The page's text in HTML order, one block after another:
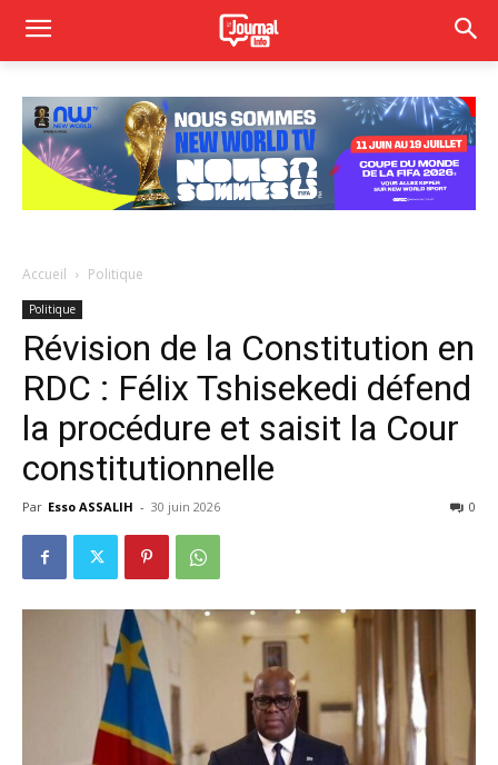
Accueil Politique
Politique
Révision de la Constitution en
RDC : Félix Tshisekedi défend
la procédure et saisit la Cour
constitutionnelle
Par Esso ASSALIH - 30 juin 2026 0